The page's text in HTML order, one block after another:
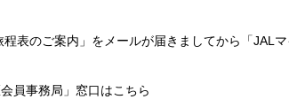
表のご案内」をメールが届きましてから「JAL
員事務局」窓口はこちら